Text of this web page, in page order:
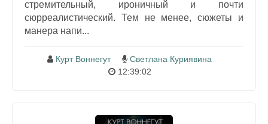
стремительный, ироничный и почти
сюрреалистический. Тем не менее, сюжеты и
манера напи...
Курт Воннегут
Светлана Куриявина
12:39:02